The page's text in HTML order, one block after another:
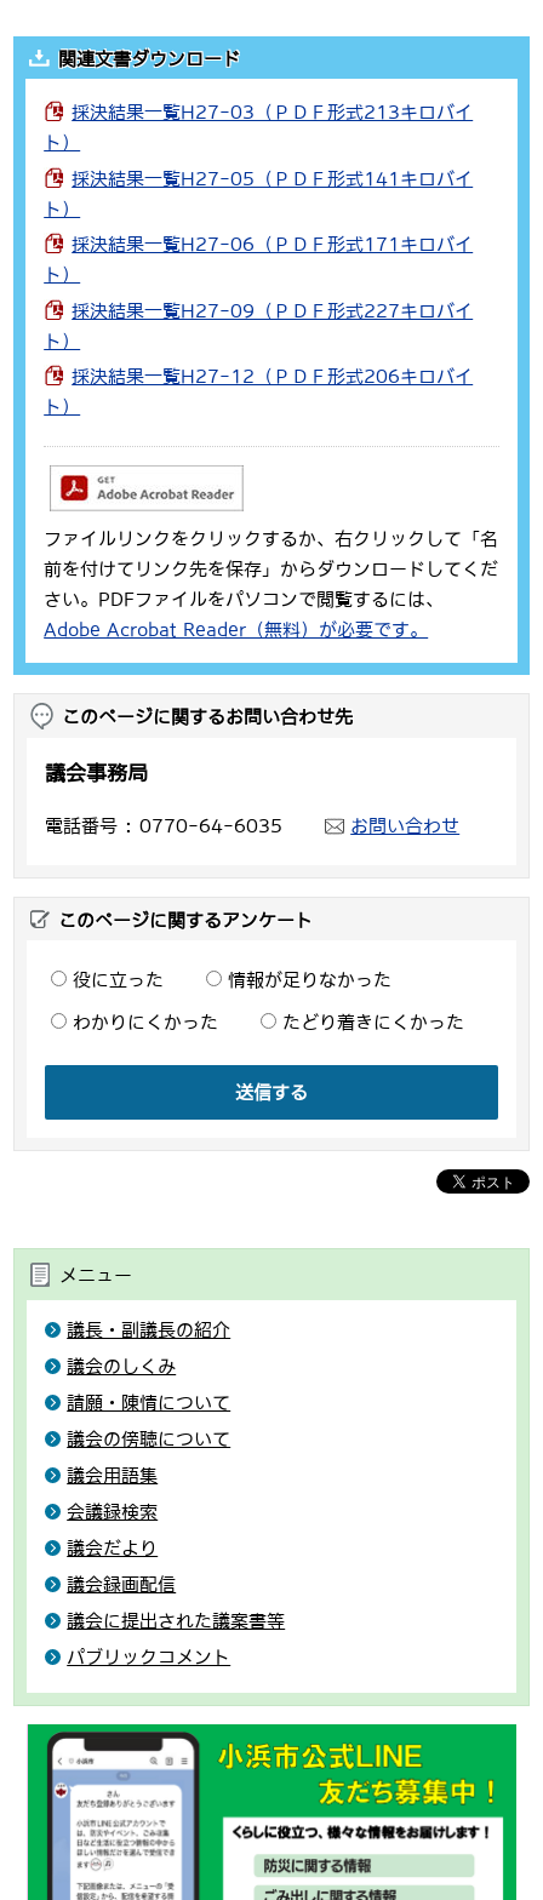
関連文書ダウンロード
採決結果一覧H27-03（ＰＤＦ形式213キロバイ
ト）
採決結果一覧H27-05（ＰＤＦ形式141キロバイ
ト）
採決結果一覧H27-06（ＰＤＦ形式171キロバイ
ト）
採決結果一覧H27-09（ＰＤＦ形式227キロバイ
ト）
採決結果一覧H27-12（ＰＤＦ形式206キロバイ
ト）
ファイルリンクをクリックするか、右クリックして「名
前を付けてリンク先を保存」からダウンロードしてくだ
さい。PDFファイルをパソコンで閲覧するには、
Adobe Acrobat Reader（無料）が必要です。
このページに関するお問い合わせ先
議会事務局
電話番号 0770-64-6035 お問い合わせ
このページに関するアンケート
役に立った 情報が足りなかった
わかりにくかった たどり着きにくかった
送信する
メニュー
議長・副議長の紹介
議会のしくみ
請願・陳情について
議会の傍聴について
議会用語集
会議録検索
議会だより
議会録画配信
議会に提出された議案書等
パブリックコメント